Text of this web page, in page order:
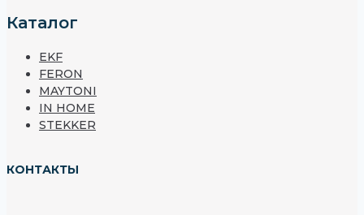
Каталог
EKF
FERON
MAYTONI
IN HOME
STEKKER
КОНТАКТЫ